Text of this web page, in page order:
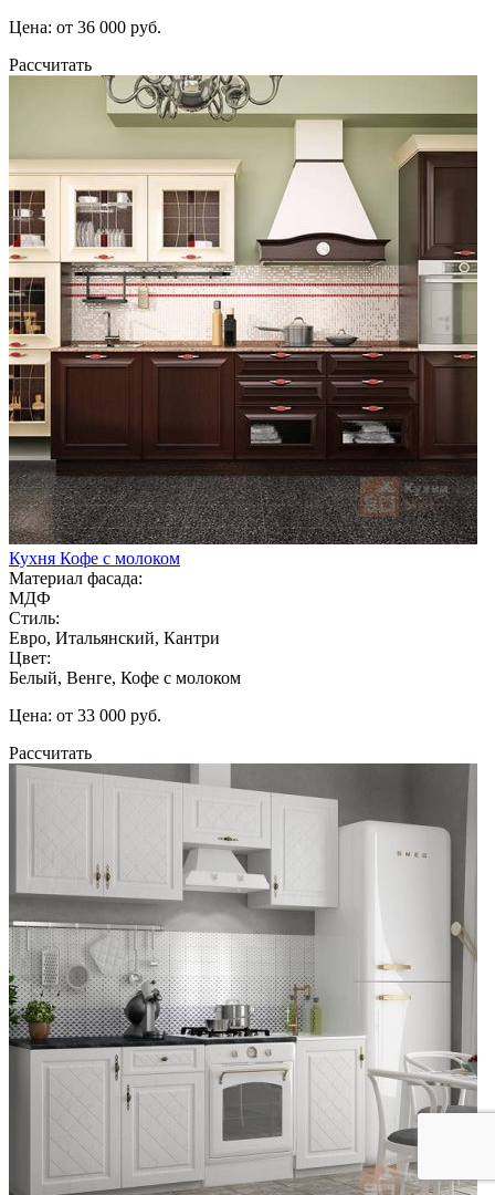
Цена: от 36 000 руб.
Рассчитать
Кухня Кофе с молоком
Материал фасада:
МДФ
Стиль:
Евро, Итальянский, Кантри
Цвет:
Белый, Венге, Кофе с молоком
Цена: от 33 000 руб.
Рассчитать